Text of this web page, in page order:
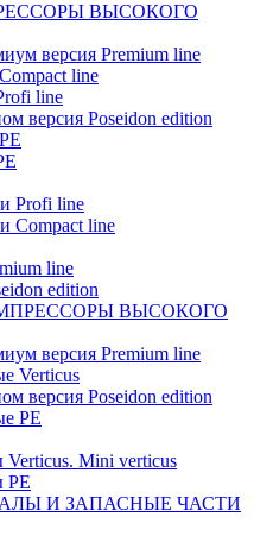
ВЫСОКОГО
версия Premium line
line
line
версия Poseidon edition
Profi line
Compact line
line
edition
ВЫСОКОГО
версия Premium line
Verticus
версия Poseidon edition
PE
Verticus. Mini verticus
PE
И ЗАПАСНЫЕ ЧАСТИ